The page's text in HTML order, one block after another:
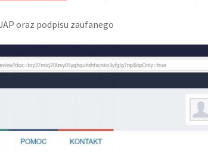
oraz podpisu zaufanego